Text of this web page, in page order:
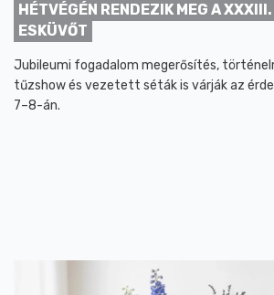
HÉTVÉGÉN RENDEZIK MEG A
ESKÜVŐT
Jubileumi fogadalom megerősítés,
tűzshow és vezetett séták is várják az
7–8-án.